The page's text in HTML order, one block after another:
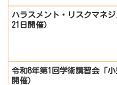
ハラスメント・リスクマネ
21日開催）
令和8年第1回学術講習会「
開催）